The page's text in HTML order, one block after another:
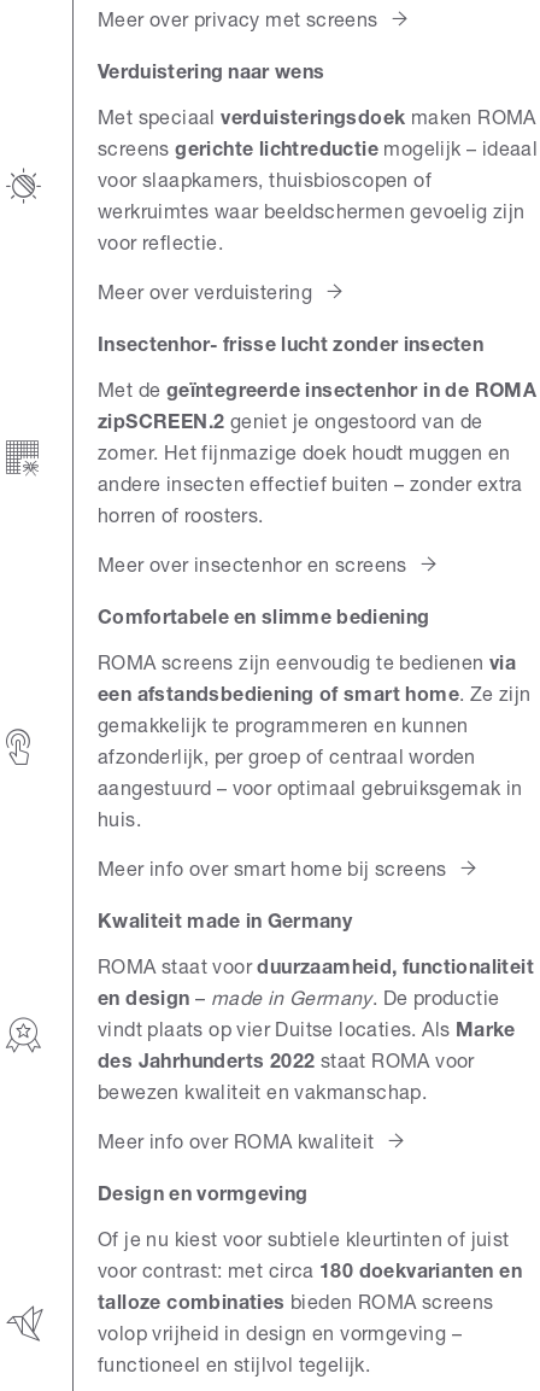
Meer over privacy met screens
Verduistering naar wens
Met speciaalverduisteringsdoek maken ROMA
screensgerichte lichtreductie mogelijk – ideaal
voor slaapkamers, thuisbioscopen of
werkruimtes waar beeldschermen gevoelig zijn
voor reflectie.
Meer over verduistering
Insectenhor- frisse lucht zonder insecten
Met de geïntegreerde insectenhor in de ROMA
zipSCREEN.2 geniet je ongestoord van de
zomer. Het fijnmazige doek houdt muggen en
andere insecten effectief buiten – zonder extra
horren of roosters.
Meer over insectenhor en screens
Comfortabele en slimme bediening
ROMA screens zijn eenvoudig te bedienen via
een afstandsbediening of smart home. Ze zijn
gemakkelijk te programmeren en kunnen
afzonderlijk, per groep of centraal worden
aangestuurd – voor optimaal gebruiksgemak in
huis.
Meer info over smart home bij screens
Kwaliteit made in Germany
ROMA staat voorduurzaamheid, functionaliteit
en design– made in Germany. De productie
vindt plaats op vier Duitse locaties. Als Marke
des Jahrhunderts 2022 staat ROMA voor
bewezen kwaliteit en vakmanschap.
Meer info over ROMA kwaliteit
Design en vormgeving
Of je nu kiest voor subtiele kleurtinten of juist
voor contrast: met circa 180 doekvarianten en
talloze combinaties bieden ROMA screens
volop vrijheid in design en vormgeving –
functioneel en stijlvol tegelijk.